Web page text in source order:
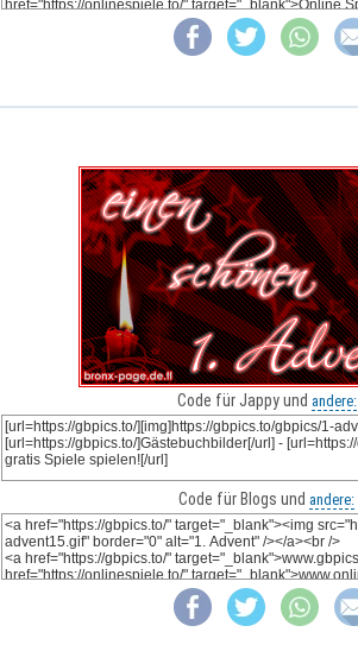
Code für Jappy und andere:
Code für Blogs und andere: